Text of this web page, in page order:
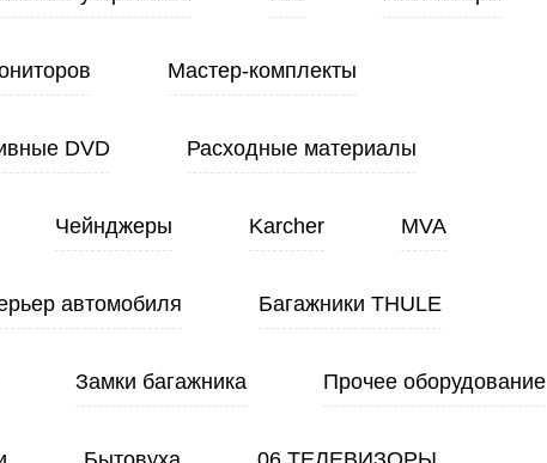
Мастер-комплекты
DVD Расходные материалы
Чейнджеры Karcher MVA
автомобиля Багажники THULE
Замки багажника Прочее оборудование